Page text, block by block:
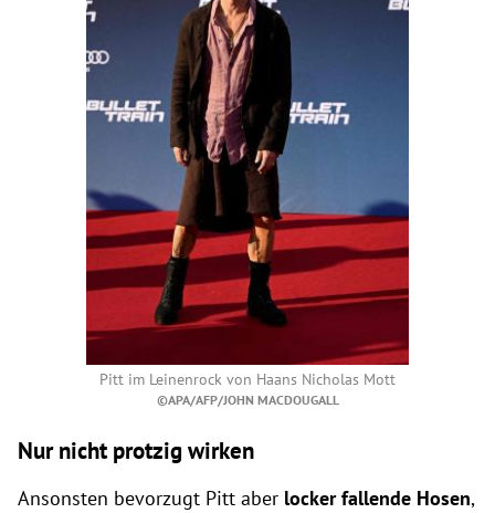
Pitt im Leinenrock von Haans Nicholas Mott
©APA/AFP/JOHN MACDOUGALL
Nur nicht protzig wirken
Ansonsten bevorzugt Pitt aber locker fallende Hosen,